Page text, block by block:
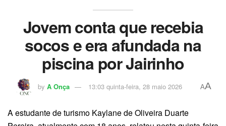
Jovem conta que recebia
socos e era afundada na
piscina por Jairinho
by A Onça 13:03 quinta-feira, 28 maio 2026 AA
A estudante de turismo Kaylane de Oliveira Duarte